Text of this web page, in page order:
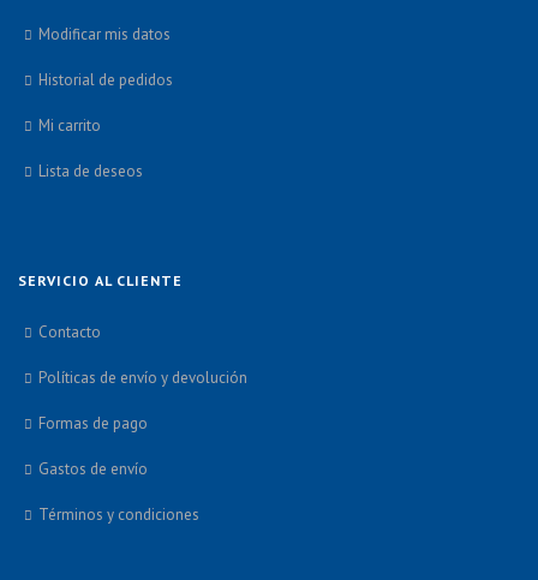
Modificar mis datos
Historial de pedidos
Mi carrito
Lista de deseos
SERVICIO AL CLIENTE
Contacto
Políticas de envío y devolución
Formas de pago
Gastos de envío
Términos y condiciones